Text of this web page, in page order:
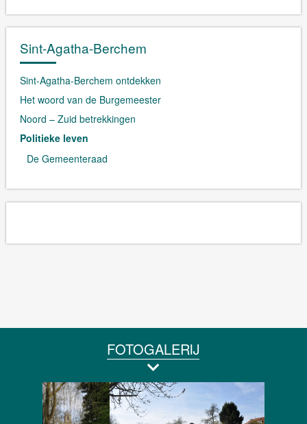
Sint-Agatha-Berchem
Sint-Agatha-Berchem ontdekken
Het woord van de Burgemeester
Noord – Zuid betrekkingen
Politieke leven
De Gemeenteraad
FOTOGALERIJ